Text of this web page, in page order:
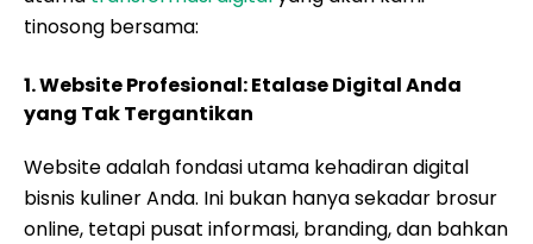
tinosong bersama:
1. Website Profesional: Etalase Digital Anda
yang Tak Tergantikan
Website adalah fondasi utama kehadiran digital
bisnis kuliner Anda. Ini bukan hanya sekadar brosur
online, tetapi pusat informasi, branding, dan bahkan